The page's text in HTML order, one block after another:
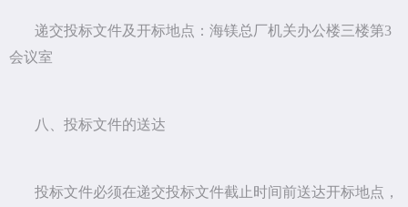
递交投标文件及开标地点：海镁总厂机关办公楼三楼第3
会议室
八、投标文件的送达
投标文件必须在递交投标文件截止时间前送达开标地点，